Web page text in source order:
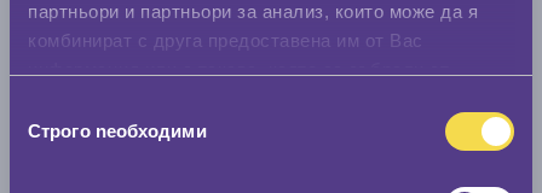
партньори и партньори за анализ, които може да я
комбинират с друга предоставена им от Вас
наСтрого nеобходими
Стар размер